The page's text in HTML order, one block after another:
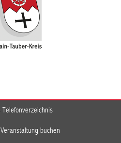
Telefonverzeichnis
Veranstaltung buchen